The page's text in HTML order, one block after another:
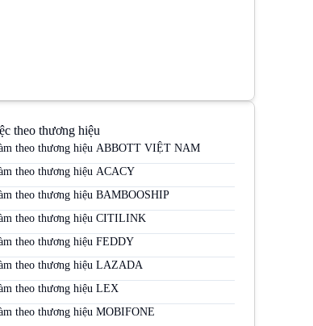
theo thương hiệu
theo thương hiệu ABBOTT VIỆT NAM
theo thương hiệu ACACY
theo thương hiệu BAMBOOSHIP
theo thương hiệu CITILINK
theo thương hiệu FEDDY
theo thương hiệu LAZADA
theo thương hiệu LEX
theo thương hiệu MOBIFONE